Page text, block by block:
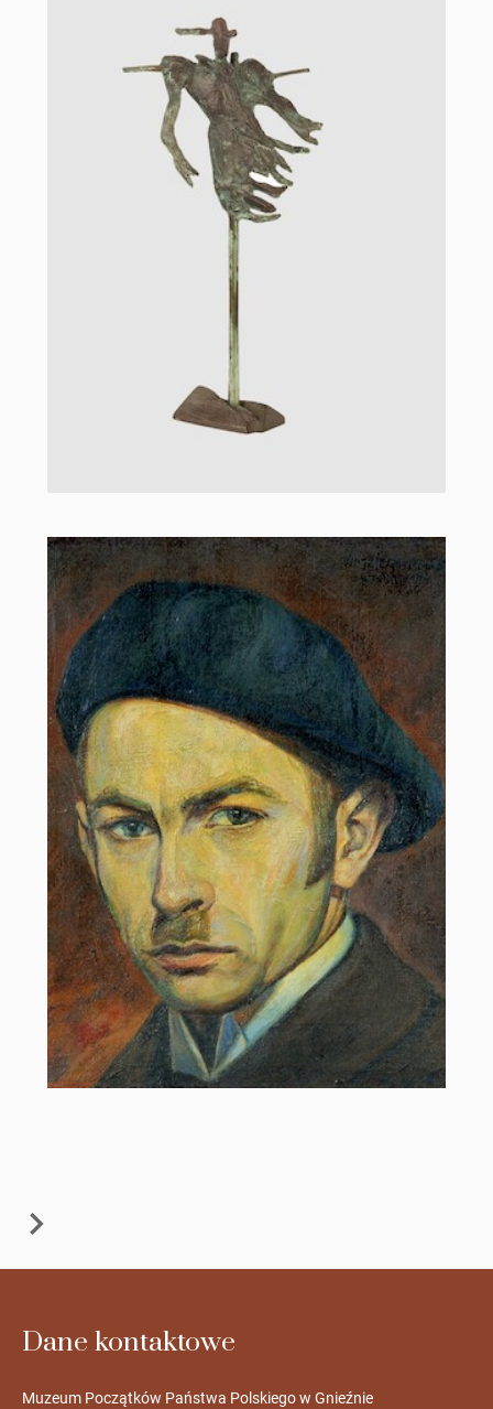
Dane kontaktowe
Muzeum Początków Państwa Polskiego w Gnieźnie